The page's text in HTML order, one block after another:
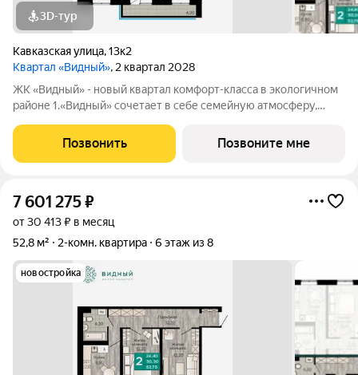
3D-тур
Кавказская улица,13к2
Квартал «Видный», 2 квартал 2028
ЖК «Видный» - новый квартал комфорт-класса в экологичном
районе 1.«Видный» сочетает в себе семейную атмосферу,
дома. 2.В шаговой доступности находятся школы, детские
сады, медицинские
Позвонить Позвоните мне
7 601 275₽
от 30 413 ₽ в месяц
52,8 м²
2-комн. квартира 6 этаж из 8
новостройка